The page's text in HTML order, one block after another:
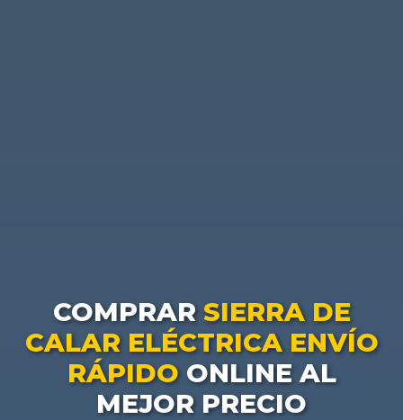
COMPRAR SIERRA DE
CALAR ELÉCTRICA ENVÍO
RÁPIDOONLINE AL
MEJOR PRECIO